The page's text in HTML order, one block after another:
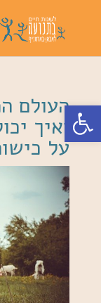
פתח סרגל נגישות
העולם
ואיך
על